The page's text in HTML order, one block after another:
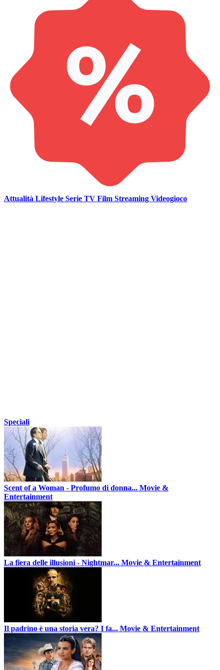
Attualità Lifestyle Serie TV Film Streaming Videogioco
Speciali
Scent of a Woman - Profumo di donna... Movie &
Entertainment
La fiera delle illusioni - Nightmar... Movie & Entertainment
Il padrino è una storia vera? I fa... Movie & Entertainment